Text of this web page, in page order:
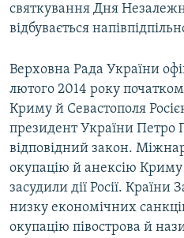
святкування Дня
відбувається
Верховна Рада України
лютого 2014 року початком
Криму й Севастополя
президент України Петро
відповідний закон.
окупацію й анексію
засудили дії Росії. Країни
низку економічних
окупацію півострова й